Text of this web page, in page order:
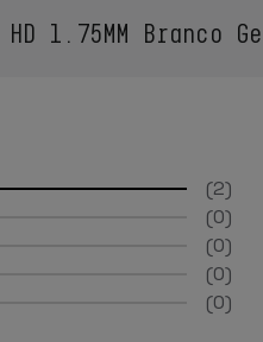
1.75MM Branco
2
0
0
0
0